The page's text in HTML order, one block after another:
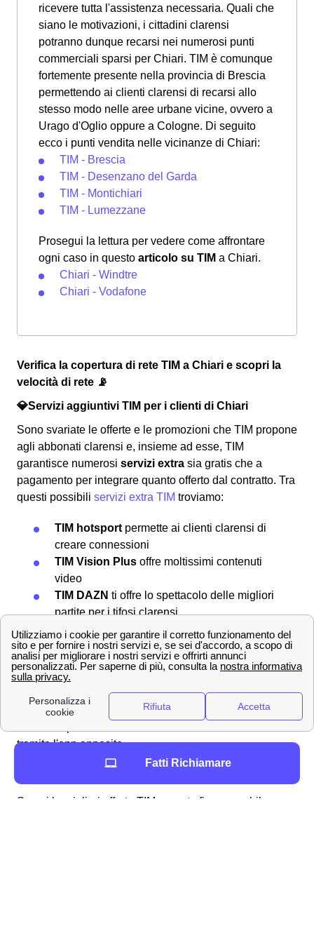
ricevere tutta l'assistenza necessaria. Quali che
siano le motivazioni, i cittadini clarensi
potranno dunque recarsi nei numerosi punti
commerciali sparsi per Chiari. TIM è comunque
fortemente presente nella provincia di Brescia
permettendo ai clienti clarensi di recarsi allo
stesso modo nelle aree urbane vicine, ovvero a
Urago d'Oglio oppure a Cologne. Di seguito
ecco i punti vendita nelle vicinanze di Chiari:
TIM - Brescia
TIM - Desenzano del Garda
TIM - Montichiari
TIM - Lumezzane
Prosegui la lettura per vedere come affrontare
ogni caso in questo articolo su TIM a Chiari.
Chiari - Windtre
Chiari - Vodafone
Verifica la copertura di rete TIM a Chiari e scopri la
velocità di rete 📡
💎Servizi aggiuntivi TIM per i clienti di Chiari
Sono svariate le offerte e le promozioni che TIM propone
agli abbonati clarensi e, insieme ad esse, TIM
garantisce numerosi servizi extra sia gratis che a
pagamento per integrare quanto offerto dal contratto. Tra
questi possibili servizi extra TIM troviamo:
TIM hotsport permette ai clienti clarensi di
creare connessioni
TIM Vision Plus offre moltissimi contenuti
video
TIM DAZN ti offre lo spettacolo delle migliori
partite per i tifosi clarensi
TIM Games
ha oltre 100 giochi disponibili a
5m2 al mese
TIM Musicper ascoltare tutta la tua musica
preferita
Ma ci sono innumerevoli altri prodotti e servizi che potrai
tramite l'app apposito.
Offerte e tariffe TIM a Chiari per internet, WiFi e rete
Scopri le migliori offerte TIM per rete fissa e mobile a
Fatti Richiamare